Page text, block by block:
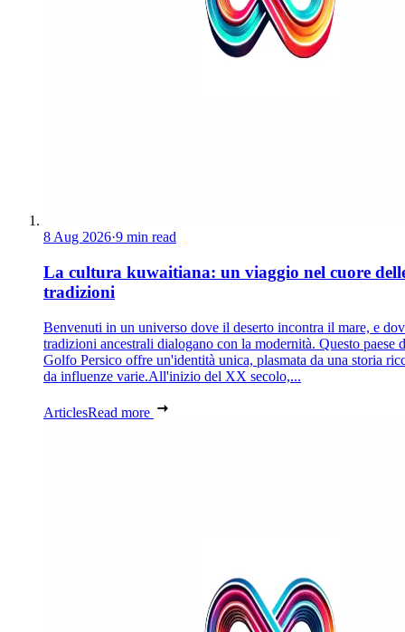
8 Aug 2026·9 min read
La cultura kuwaitiana: un viaggio nel cuore
tradizioni
Benvenuti in un universo dove il deserto incontra il mare, e
tradizioni ancestrali dialogano con la modernità. Questo paese
Golfo Persico offre un'identità unica, plasmata da una storia
da influenze varie.All'inizio del XX secolo,...
ArticlesRead more